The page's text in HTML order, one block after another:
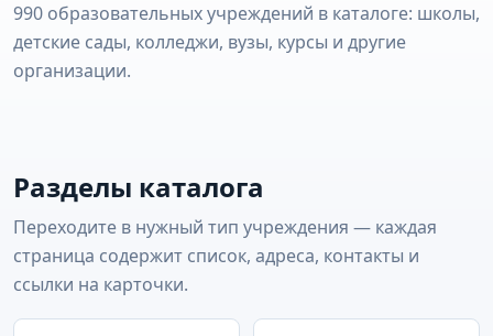
990 образовательных учреждений в каталоге: школы,
детские сады, колледжи, вузы, курсы и другие
организации.
Разделы каталога
Переходите в нужный тип учреждения — каждая
страница содержит список, адреса, контакты и
ссылки на карточки.